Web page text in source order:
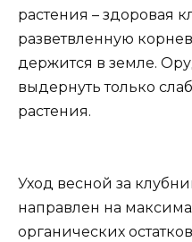
растения – здоровая
разветвленную
держится в земле.
выдернуть только
растения.
Уход весной за
направлен на
органических